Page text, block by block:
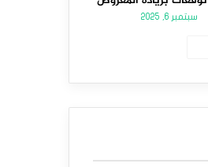
سبتمبر 6, 2025